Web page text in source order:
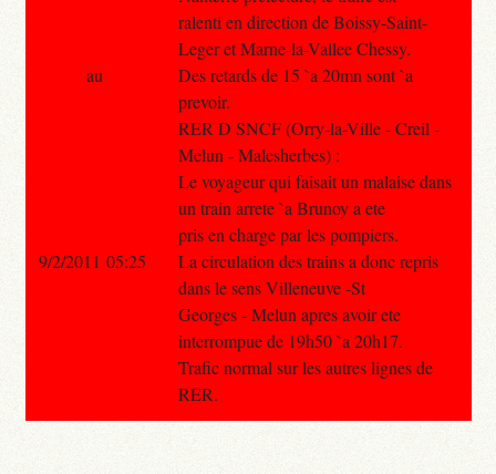
ralenti en direction de Boissy-Saint-
Leger et Marne-la-Vallee Chessy.
Des retards de 15 `a 20mn sont `a
prevoir.
RER D SNCF (Orry-la-Ville - Creil -
Melun - Malesherbes) :
Le voyageur qui faisait un malaise dans
un train arrete `a Brunoy a ete
pris en charge par les pompiers.
La circulation des trains a donc repris
dans le sens Villeneuve -St
Georges - Melun apres avoir ete
interrompue de 19h50 `a 20h17.
Trafic normal sur les autres lignes de
RER.
au
9/2/2011 05:25